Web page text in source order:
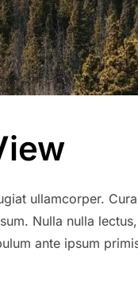
ullamcorper.
Nulla nulla
ante ipsum